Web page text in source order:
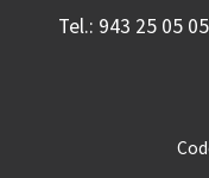
Tel.: 943 25 05